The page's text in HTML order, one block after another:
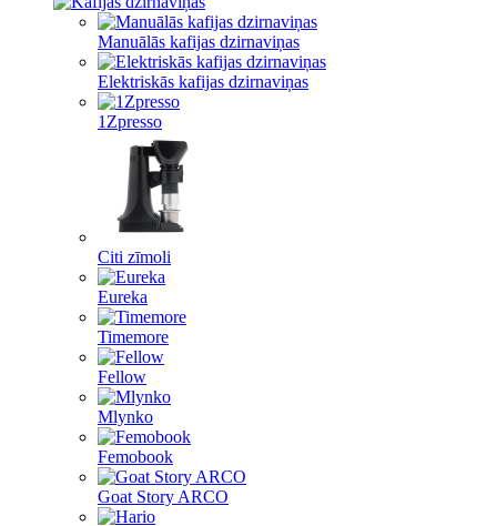
Manuālās kafijas dzirnaviņas
Elektriskās kafijas dzirnaviņas
1Zpresso
Citi zīmoli
Eureka
Timemore
Fellow
Mlynko
Femobook
Goat Story ARCO